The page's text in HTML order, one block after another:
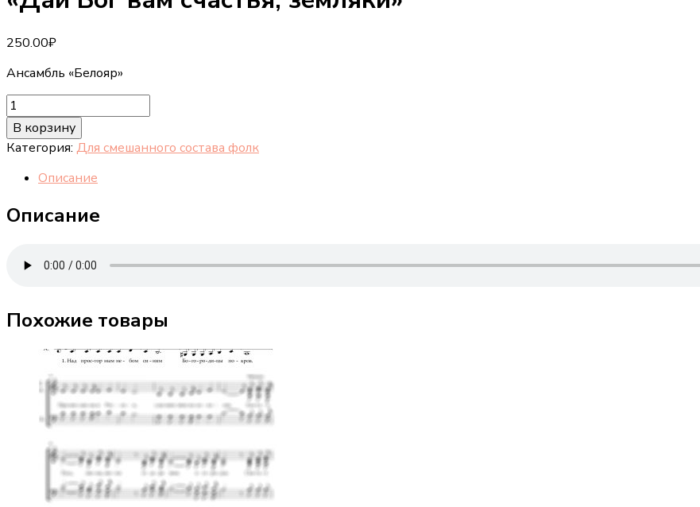
250.00₽
Ансамбль «Белояр»
Количество
товара
"Дай
Бог
вам
земляки"
В корзину
Категория: Для смешанного состава фолк
Описание
Описание
Похожие товары